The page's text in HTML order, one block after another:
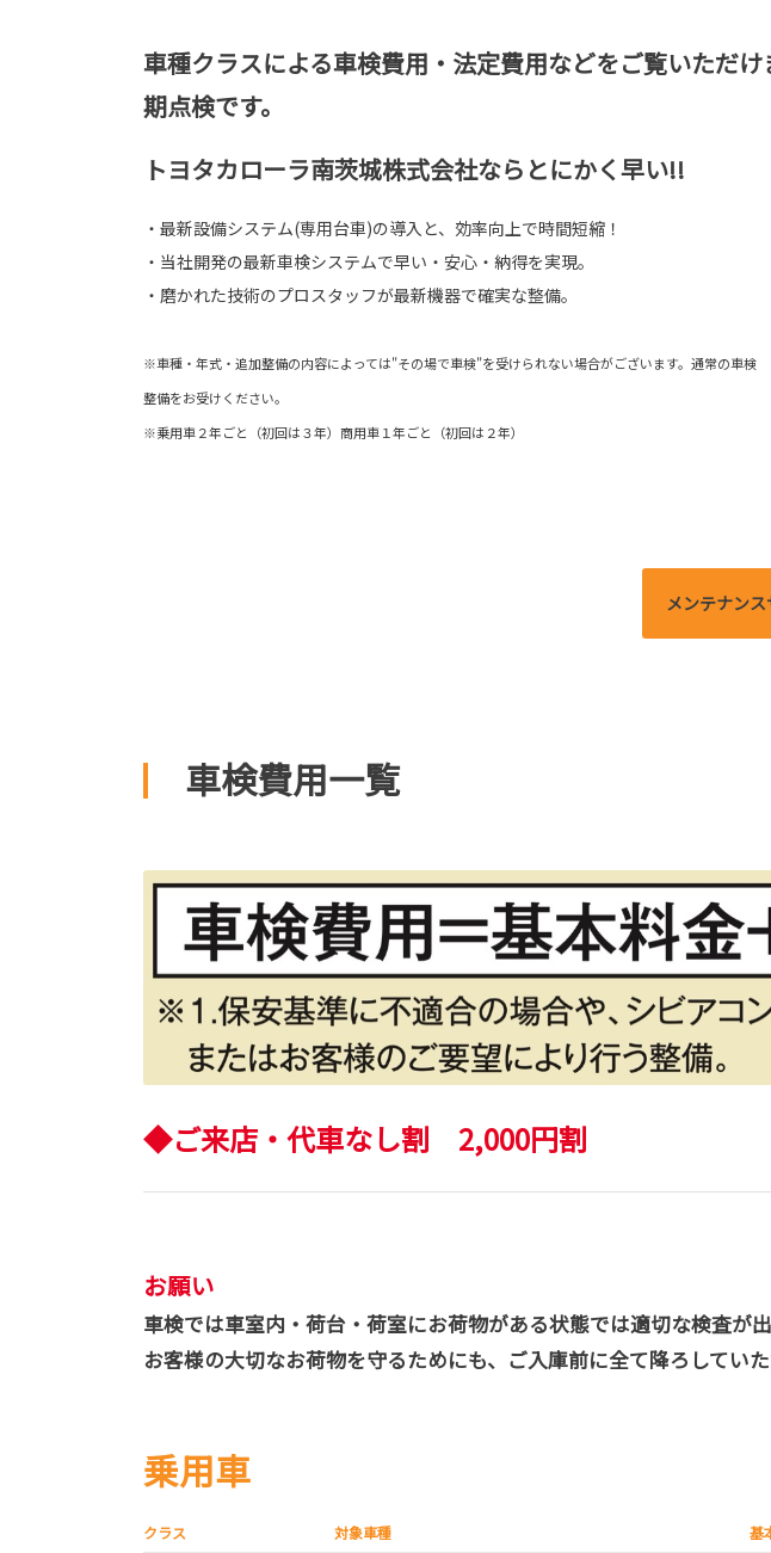
車種クラスによる車検費用・法定費用などをご覧いただ
期点検です。
トヨタカローラ南茨城株式会社ならとにかく早い!!
・最新設備システム(専用台車)の導入と、効率向上で時間短縮！
・当社開発の最新車検システムで早い・安心・納得を実現。
・磨かれた技術のプロスタッフが最新機器で確実な整備。
※車種・年式・追加整備の内容によっては"その場で車検"を受けられない場合がございます。通常の車検
整備をお受けください。
※乗用車２年ごと（初回は３年）商用車１年ごと（初回は２年）
メンテナン
車検費用一覧
◆ご来店・代車なし割 2,000円割
お願い
車検では車室内・荷台・荷室にお荷物がある状態では適切な検査が
お客様の大切なお荷物を守るためにも、ご入庫前に全て降ろしてい
乗用車
クラス 対象車種 基